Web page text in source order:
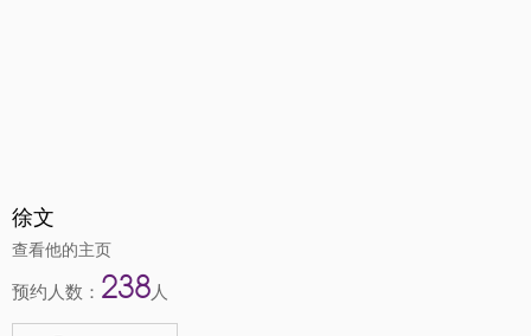
徐文
查看他的主页
预约人数： 238人